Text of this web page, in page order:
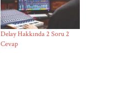
Delay Hakkında 2 Soru 2
Cevap